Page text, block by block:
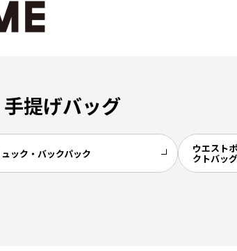
提げバッグ
ュック・バックパック ウエスト
クトバッグ